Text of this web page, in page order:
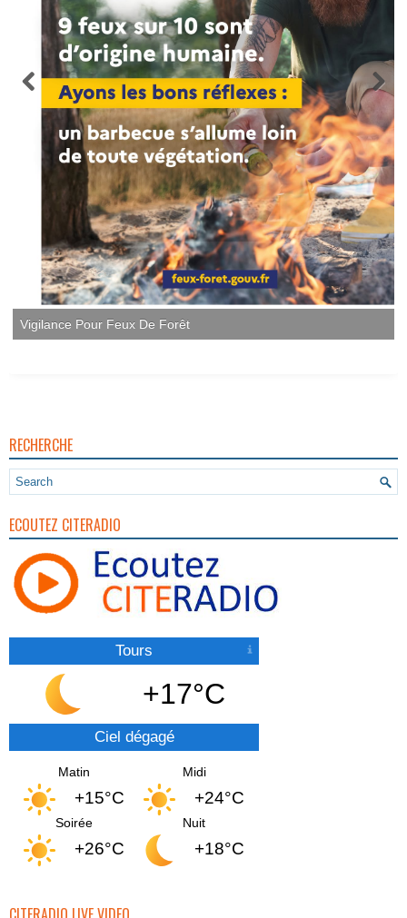
RECHERCHE
ECOUTEZ CITERADIO
Tours
+17°C
Ciel dégagé
Matin
+15°C
Midi
+24°C
Soirée
+26°C
Nuit
+18°C